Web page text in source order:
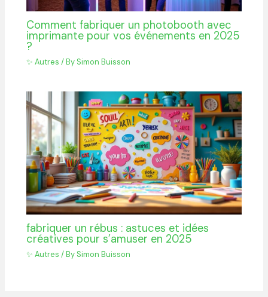
Comment fabriquer un photobooth avec
imprimante pour vos événements en 2025
?
✨ Autres / By Simon Buisson
fabriquer un rébus : astuces et idées
créatives pour s’amuser en 2025
✨ Autres / By Simon Buisson